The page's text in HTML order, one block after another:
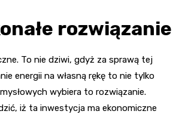
rozwiązanie
To nie dziwi, gdyż za sprawą tej
energii na własną rękę to nie tylko
wybiera to rozwiązanie.
iż ta inwestycja ma ekonomiczne